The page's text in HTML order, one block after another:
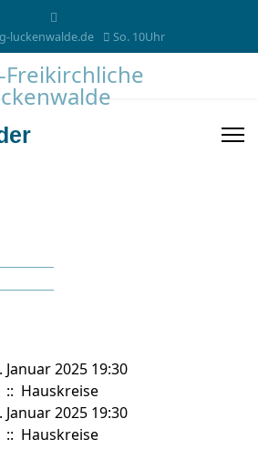
luckenwalde.de So. 10Uhr
2025 19:30
:: Hauskreise
2025 19:30
:: Hauskreise